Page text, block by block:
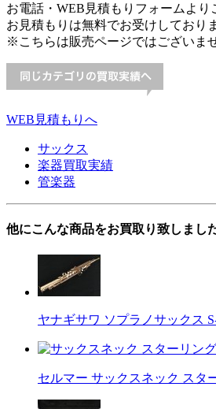
お電話・WEB見積もりフォームよ
お見積もりは無料でお受けしており
※こちらは販売ページではございま
WEB見積もりへ
サックス
楽器買取実績
管楽器
他にこんな商品をお買取り致しました
ヤナギサワ ソプラノサックス
セルマー サックスネック スタ